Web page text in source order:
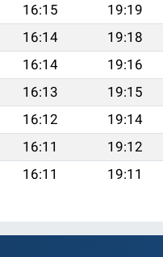
16:15 19:19
16:14 19:18
16:14 19:16
16:13 19:15
16:12 19:14
16:11 19:12
16:11 19:11